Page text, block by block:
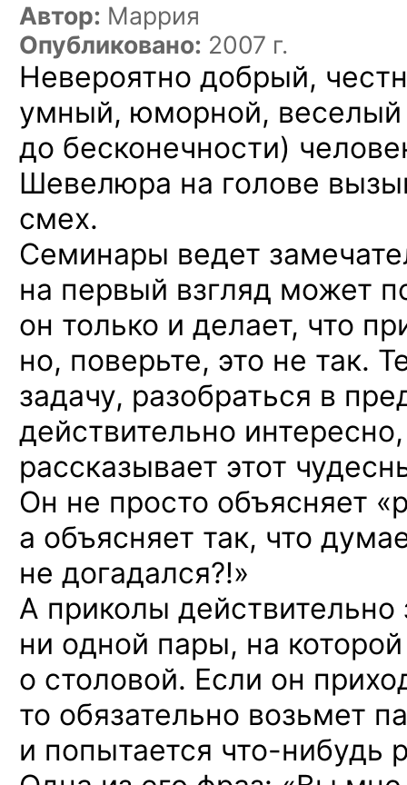
Автор: Маррия
Опубликовано: 2007 г.
Невероятно добрый,
умный, юморной,
до бесконечности)
Шевелюра на голове
смех.
Семинары ведет
на первый взгляд может
он только и делает, что
но, поверьте, это не так.
задачу, разобраться в
действительно
рассказывает этот
Он не просто объясняет
а объясняет так, что
не догадался?!»
А приколы
ни одной пары, на
о столовой. Если он
то обязательно возьмет
и попытается что-нибудь